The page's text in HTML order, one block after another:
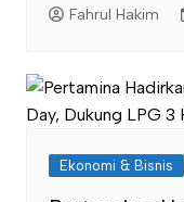
Fahrul Hakim
Ekonomi & Bisnis